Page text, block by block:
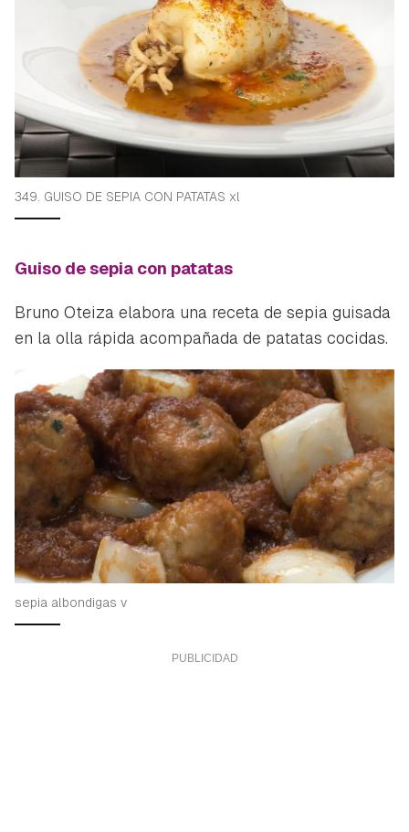
349. GUISO DE SEPIA CON PATATAS xl
Guiso de sepia con patatas
Bruno Oteiza elabora una receta de sepia guisada
en la olla rápida acompañada de patatas cocidas.
sepia albondigas v